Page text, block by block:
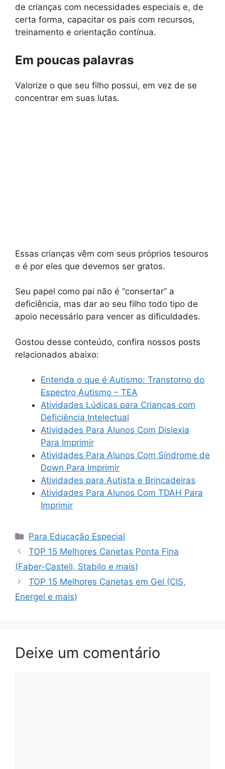
de crianças com necessidades especiais e, de
certa forma, capacitar os pais com recursos,
treinamento e orientação contínua.
Em poucas palavras
Valorize o que seu filho possui, em vez de se
concentrar em suas lutas.
Essas crianças vêm com seus próprios tesouros
e é por eles que devemos ser gratos.
Seu papel como pai não é “consertar” a
deficiência, mas dar ao seu filho todo tipo de
apoio necessário para vencer as dificuldades.
Gostou desse conteúdo, confira nossos posts
relacionados abaixo:
Entenda o que é Autismo: Transtorno do
Espectro Autismo – TEA
Atividades Lúdicas para Crianças com
Deficiência Intelectual
Atividades Para Alunos Com Dislexia
Para Imprimir
Atividades Para Alunos Com Síndrome de
Down Para Imprimir
Atividades para Autista e Brincadeiras
Atividades Para Alunos Com TDAH Para
Imprimir
Categorias
Para Educação Especial
TOP 15 Melhores Canetas Ponta Fina
(Faber-Castell, Stabilo e mais)
TOP 15 Melhores Canetas em Gel (CIS,
Energel e mais)
Deixe um comentário